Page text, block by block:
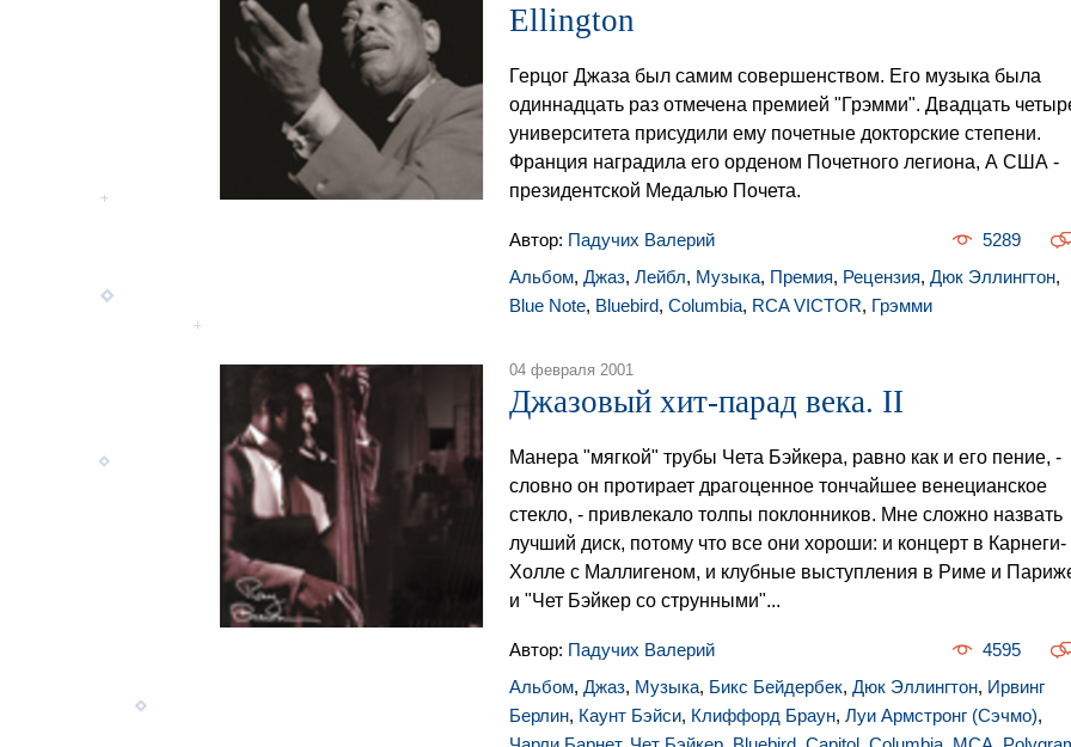
Ellington
Герцог Джаза был самим совершенством. Его музыка была
одиннадцать раз отмечена премией "Грэмми". Двадцать
университета присудили ему почетные докторские степени.
Франция наградила его орденом Почетного легиона, А США -
президентской Медалью Почета.
Автор: Падучих Валерий
5289
Альбом, Джаз, Лейбл, Музыка, Премия, Рецензия, Дюк Эллингтон,
Blue Note, Bluebird, Columbia, RCA VICTOR, Грэмми
04 февраля 2001
Джазовый хит-парад века. II
Манера "мягкой" трубы Чета Бэйкера, равно как и его пение, -
словно он протирает драгоценное тончайшее венецианское
стекло, - привлекало толпы поклонников. Мне сложно назвать
лучший диск, потому что все они хороши: и концерт в Карнеги-
Холле с Маллигеном, и клубные выступления в Риме и
и "Чет Бэйкер со струнными"...
Автор: Падучих Валерий
4595
Альбом, Джаз, Музыка, Бикс Бейдербек, Дюк Эллингтон, Ирвинг
Берлин, Каунт Бэйси, Клиффорд Браун, Луи Армстронг (Сэчмо),